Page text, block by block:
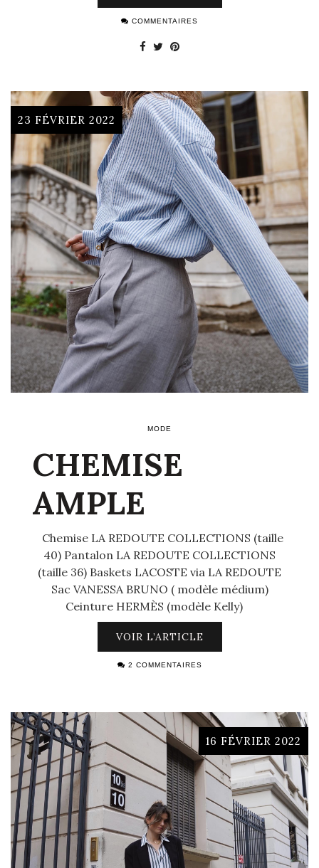
COMMENTAIRES
23 FÉVRIER 2022
MODE
CHEMISE
AMPLE
Chemise LA REDOUTE COLLECTIONS (taille
40) Pantalon LA REDOUTE COLLECTIONS
(taille 36) Baskets LACOSTE via LA REDOUTE
Sac VANESSA BRUNO ( modèle médium)
Ceinture HERMÈS (modèle Kelly)
VOIR L’ARTICLE
2 COMMENTAIRES
16 FÉVRIER 2022